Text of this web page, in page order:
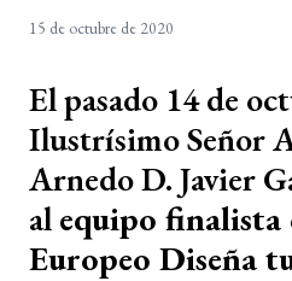
15 de octubre de 2020
El pasado 14 de
Ilustrísimo Señor
Arnedo D. Javier
alequipo finalista
Europeo Diseña